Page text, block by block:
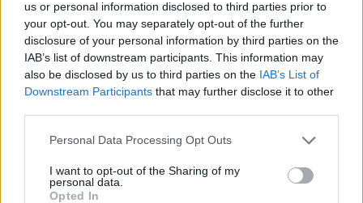
us or personal information disclosed to third parties prior to
your opt-out. You may separately opt-out of the further
disclosure of your personal information by third parties on the
IAB’s list of downstream participants. This information may
also be disclosed by us to third parties on the IAB’s List of
Downstream Participants that may further disclose it to other
Personal Data Processing Opt Outs
I want to opt-out of the Sharing of my
personal data.
Opted In